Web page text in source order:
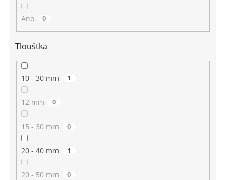
Ano 0
Tloušťka
10 - 30 mm 1
12 mm 0
15 - 30 mm 0
20 - 40 mm 1
20 - 50 mm 0